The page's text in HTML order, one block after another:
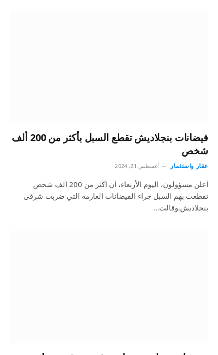
فيضانات بنجلاديش تقطع السبل بأكثر من 200 ألف
شخص
عقار واستثمار أغسطس 21, 2024
أعلن مسؤولون، اليوم الأربعاء، أن أكثر من 200 ألف شخص
تقطعت بهم السبل جراء الفيضانات العارمة التي ضربت شرقى
بنجلاديش.وقالت…